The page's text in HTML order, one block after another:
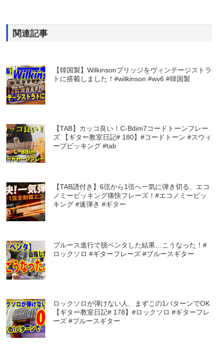
関連記事
【韓国製】Wilkinsonブリッジをヴィンテージストラ
トに搭載しました！#wilkinson #wv6 #韓国製
【TAB】カッコ良い！C-Bdim7コードトーンフレー
ズ 【ギター教室日記# 180】#コードトーン #スウィ
ープピッキング #tab
【TAB譜付き】6弦から1弦へ一気に弾き切る、エコ
ノミーピッキング痛快フレーズ！#エコノミーピッ
キング #速弾き #ギター
ブルース進行で脱ペンタした結果…こうなった！#
ロックソロ #ギターフレーズ #ブルースギター
ロックソロが弾けない人、まずこの1パターンでOK
【ギター教室日記# 178】#ロックソロ #ギターフレ
ーズ #ブルースギター